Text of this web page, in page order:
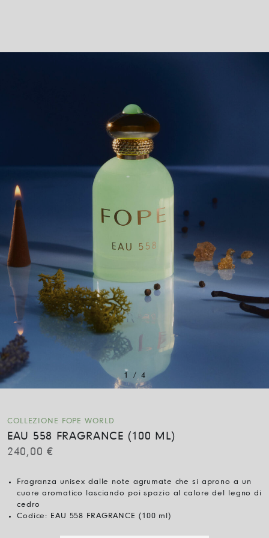
1 / 4
COLLEZIONE FOPE WORLD
EAU 558 FRAGRANCE (100 ML)
240,00 €
Fragranza unisex dalle note agrumate che si aprono a un
cuore aromatico lasciando poi spazio al calore del legno di
cedro
Codice: EAU 558 FRAGRANCE (100 ml)